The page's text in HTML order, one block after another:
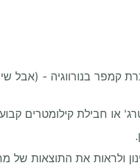
קמפר בנורווגיה - (אבל
ן.
ולראות את התוצאות של